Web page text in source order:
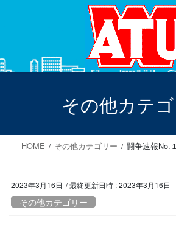
ツ
シ
その他カテ
HOME その他カテゴリー 闘争速報No.１
2023年3月16日 / 最終更新日時 :2023年3月16日
その他カテゴリー